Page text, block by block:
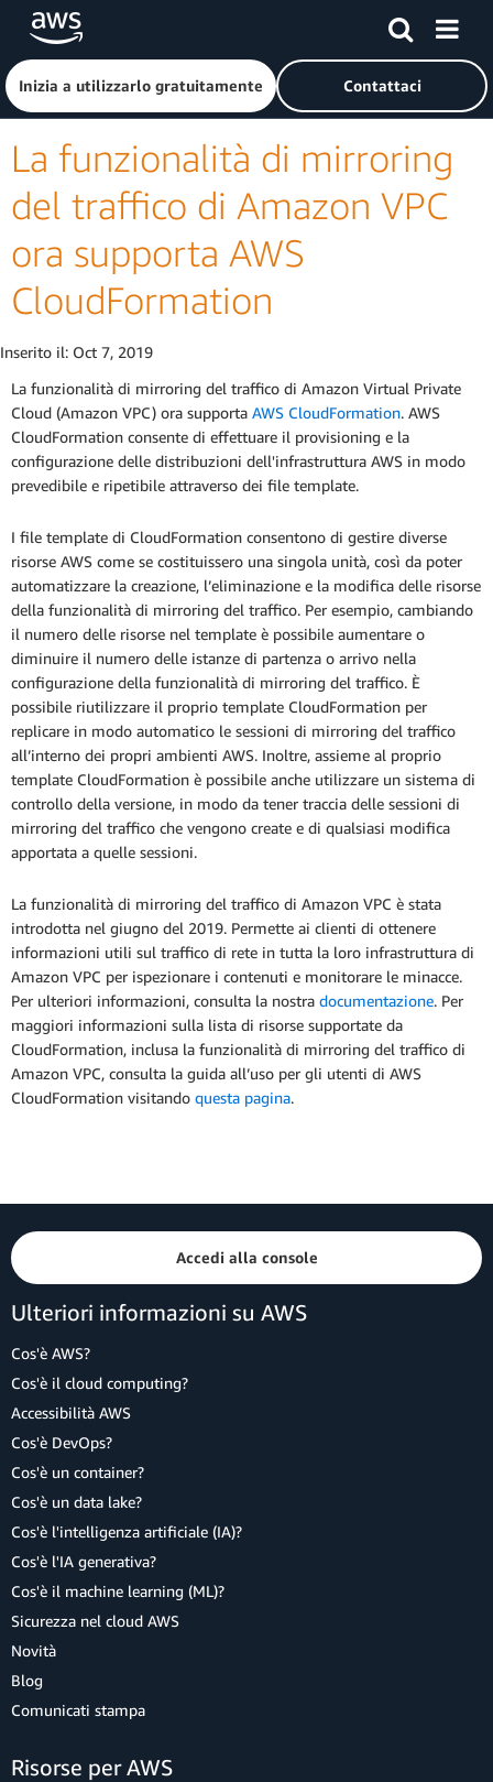
Passa al contenuto principale
Fai clic qui per tornare alla home page di Amazon Web
Inizia a utilizzarlo gratuitamente Contattaci
La funzionalità di mirroring
del traffico di Amazon VPC
ora supporta AWS
CloudFormation
Inserito il: Oct 7, 2019
La funzionalità di mirroring del traffico di Amazon Virtual Private
Cloud (Amazon VPC) ora supporta AWS CloudFormation. AWS
CloudFormation consente di effettuare il provisioning e la
configurazione delle distribuzioni dell'infrastruttura AWS in modo
prevedibile e ripetibile attraverso dei file template.
I file template di CloudFormation consentono di gestire diverse
risorse AWS come se costituissero una singola unità, così da poter
automatizzare la creazione, l’eliminazione e la modifica delle risorse
della funzionalità di mirroring del traffico. Per esempio, cambiando
il numero delle risorse nel template è possibile aumentare o
diminuire il numero delle istanze di partenza o arrivo nella
configurazione della funzionalità di mirroring del traffico. È
possibile riutilizzare il proprio template CloudFormation per
replicare in modo automatico le sessioni di mirroring del traffico
all’interno dei propri ambienti AWS. Inoltre, assieme al proprio
template CloudFormation è possibile anche utilizzare un sistema di
controllo della versione, in modo da tener traccia delle sessioni di
mirroring del traffico che vengono create e di qualsiasi modifica
apportata a quelle sessioni.
La funzionalità di mirroring del traffico di Amazon VPC è stata
introdotta nel giugno del 2019. Permette ai clienti di ottenere
informazioni utili sul traffico di rete in tutta la loro infrastruttura di
Amazon VPC per ispezionare i contenuti e monitorare le minacce.
Per ulteriori informazioni, consulta la nostra documentazione. Per
maggiori informazioni sulla lista di risorse supportate da
CloudFormation, inclusa la funzionalità di mirroring del traffico di
Amazon VPC, consulta la guida all’uso per gli utenti di AWS
CloudFormation visitando questa pagina.
Accedi alla console
Ulteriori informazioni su AWS
Cos'è AWS?
Cos'è il cloud computing?
Accessibilità AWS
Cos'è DevOps?
Cos'è un container?
Cos'è un data lake?
Cos'è l'intelligenza artificiale (IA)?
Cos'è l'IA generativa?
Cos'è il machine learning (ML)?
Sicurezza nel cloud AWS
Novità
Blog
Comunicati stampa
Risorse per AWS